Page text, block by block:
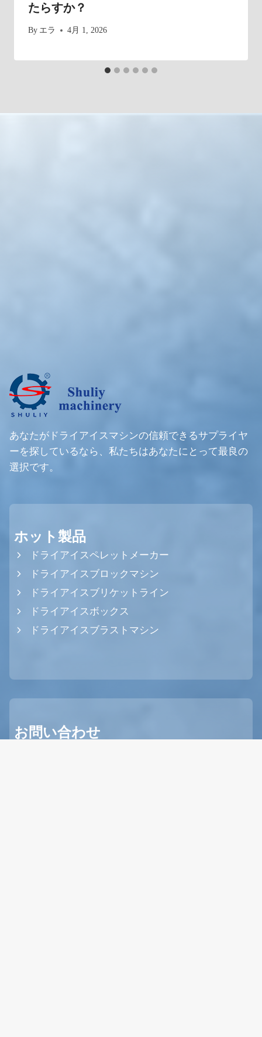
たらすか？
By エラ 4月 1, 2026
あなたがドライアイスマシンの信頼できるサプライヤ
ーを探しているなら、私たちはあなたにとって最良の
選択です。
ホット製品
ドライアイスペレットメーカー
ドライアイスブロックマシン
ドライアイスブリケットライン
ドライアイスボックス
ドライアイスブラストマシン
お問い合わせ